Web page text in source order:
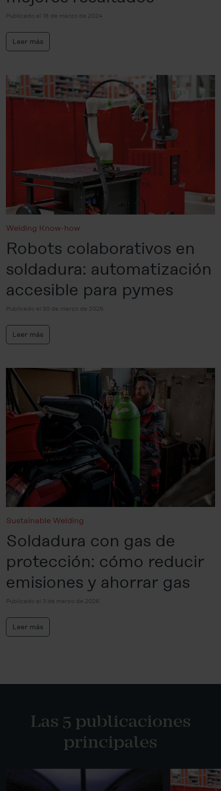
Publicado el 18 de marzo de 2024
Leer más
Welding Know-how
Robots colaborativos en
soldadura: automatización
accesible para pymes
Publicado el 30 de marzo de 2026
Leer más
Sustainable Welding
Soldadura con gas de
protección: cómo reducir
emisiones y ahorrar gas
Publicado el 3 de marzo de 2026
Leer más
Las 5 publicaciones
principales